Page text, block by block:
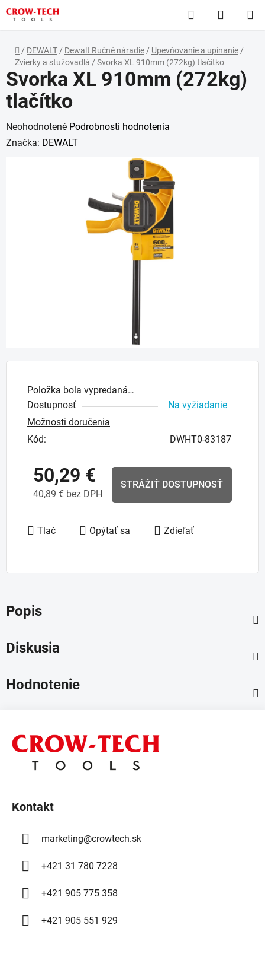
Prejsť
na
obsah
Hľadať
KOŠÍK
Domov
/ DEWALT / Dewalt Ručné náradie / Upevňovanie a upínanie /
Zvierky a stužovadlá / Svorka XL 910mm (272kg) tlačítko
Položka bola vypredaná…
Dostupnosť
Na vyžiadanie
Možnosti doručenia
Kód:
DWHT0-83187
50,29 €
40,89 € bez DPH
STRÁŽIŤ DOSTUPNOSŤ
Tlač Opýtať sa Zdieľať
Svorka XL 910mm (272kg)
tlačítko
Priemerné
hodnotenie
Neohodnotené Podrobnosti hodnotenia
Značka: DEWALT
Popis
Diskusia
Hodnotenie
Kontakt
marketing@crowtech.sk
+421 31 780 7228
+421 905 775 358
+421 905 551 929